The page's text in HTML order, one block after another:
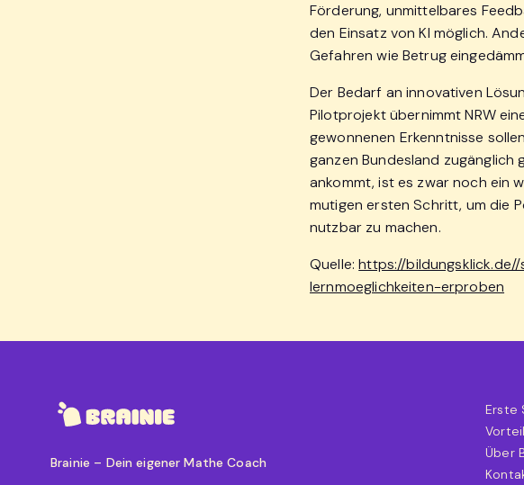
Förderung, unmittelbares
den Einsatz von KI möglich.
Gefahren wie Betrug
Der Bedarf an innovativen
Pilotprojekt übernimmt NRW
gewonnenen Erkenntnisse
ganzen Bundesland zugänglich
ankommt, ist es zwar noch ein
mutigen ersten Schritt, um die
nutzbar zu machen.
Quelle:https://
lernmoeglichkeiten-erproben
Brainie – Dein eigener Mathe Coach
Erste
Über